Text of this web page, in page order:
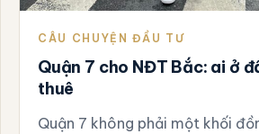
CÂU CHUYỆN ĐẦU TƯ
Quận 7 cho NĐT Bắc: ai ở
thuê
Quận 7 không phải một khối